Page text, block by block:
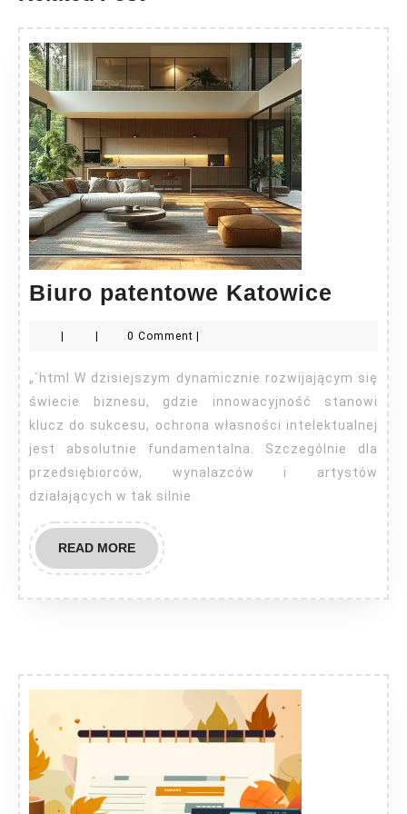
Biuro patentowe Katowice Biuro
0 Comment
„`html W dzisiejszym dynamicznie rozwijającym się
świecie biznesu, gdzie innowacyjność stanowi
klucz do sukcesu, ochrona własności intelektualnej
jest absolutnie fundamentalna. Szczególnie dla
przedsiębiorców, wynalazców i artystów
działających w tak silnie
READ MOREREAD
MORE